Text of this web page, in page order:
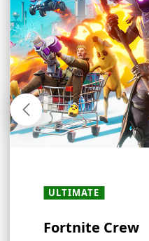
ULTIMATE
Fortnite Crew
ULTIMATE
Tapasztald
ULTIMATE
Ubisoft+
ULTIMATE
Streamelj és
MINDEN CSOMAG
Játékbeli
ULTIMATE
Többjátékos
MINDEN CSOMAG
Ajánlatok és